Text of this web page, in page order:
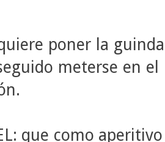
poner la
meterse en
que como